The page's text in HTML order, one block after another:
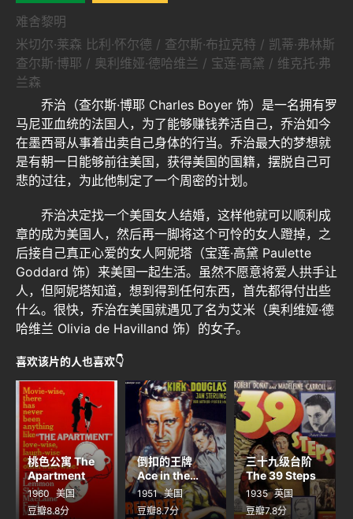
难舍黎明
米切尔·莱森 比利·怀尔德 / 查尔斯·布拉克特 / 凯蒂·弗林斯
查尔斯·博耶 / 奥利维娅·德哈维兰 / 宝莲·高黛 / 维克托·弗
兰森
乔治（查尔斯·博耶 Charles Boyer 饰）是一名拥有罗
马尼亚血统的法国人，为了能够赚钱养活自己，乔治如今
在墨西哥从事着出卖自己身体的行当。乔治最大的梦想就
是有朝一日能够前往美国，获得美国的国籍，摆脱自己可
悲的过往，为此他制定了一个周密的计划。
乔治决定找一个美国女人结婚，这样他就可以顺利成
章的成为美国人，然后再一脚将这个可怜的女人蹬掉，之
后接自己真正心爱的女人阿妮塔（宝莲·高黛 Paulette
Goddard 饰）来美国一起生活。虽然不愿意将爱人拱手让
人，但阿妮塔知道，想到得到任何东西，首先都得付出些
什么。很快，乔治在美国就遇见了名为艾米（奥利维娅·德
哈维兰 Olivia de Havilland 饰）的女子。
喜欢该片的人也喜欢👇
桃色公寓 The
Apartment
1960 美国
豆瓣8.8分
倒扣的王牌
Ace in the
Hole
1951 美国
豆瓣8.7分
三十九级台阶
The 39 Steps
1935 英国
豆瓣7.8分